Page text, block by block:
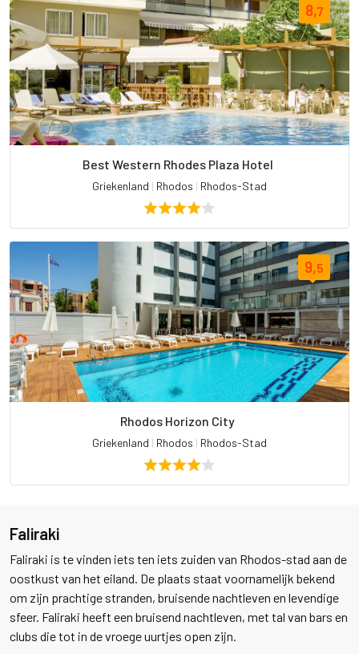
8,7
Best Western Rhodes Plaza Hotel
Griekenland | Rhodos | Rhodos-Stad
9,5
Rhodos Horizon City
Griekenland | Rhodos | Rhodos-Stad
Faliraki
Faliraki is te vinden iets ten iets zuiden van Rhodos-stad aan de
oostkust van het eiland. De plaats staat voornamelijk bekend
om zijn prachtige stranden, bruisende nachtleven en levendige
sfeer. Faliraki heeft een bruisend nachtleven, met tal van bars en
clubs die tot in de vroege uurtjes open zijn.